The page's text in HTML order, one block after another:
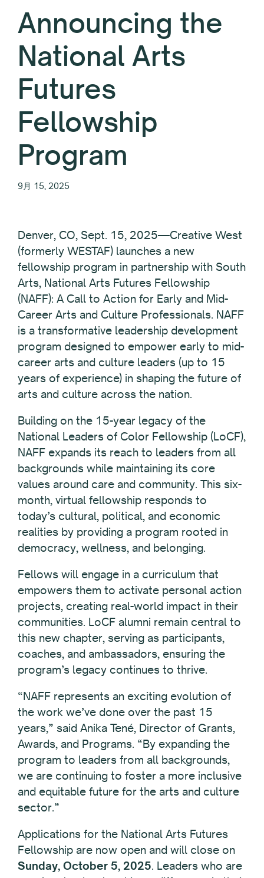
Announcing the
National Arts
Futures
Fellowship
Program
9月 15, 2025
Denver, CO, Sept. 15, 2025—Creative West
(formerly WESTAF) launches a new
fellowship program in partnership with South
Arts, National Arts Futures Fellowship
(NAFF): A Call to Action for Early and Mid-
Career Arts and Culture Professionals. NAFF
is a transformative leadership development
program designed to empower early to mid-
career arts and culture leaders (up to 15
years of experience) in shaping the future of
arts and culture across the nation.
Building on the 15-year legacy of the
National Leaders of Color Fellowship (LoCF),
NAFF expands its reach to leaders from all
backgrounds while maintaining its core
values around care and community. This six-
month, virtual fellowship responds to
today’s cultural, political, and economic
realities by providing a program rooted in
democracy, wellness, and belonging.
Fellows will engage in a curriculum that
empowers them to activate personal action
projects, creating real-world impact in their
communities. LoCF alumni remain central to
this new chapter, serving as participants,
coaches, and ambassadors, ensuring the
program’s legacy continues to thrive.
“NAFF represents an exciting evolution of
the work we’ve done over the past 15
years,” said Anika Tené, Director of Grants,
Awards, and Programs. “By expanding the
program to leaders from all backgrounds,
we are continuing to foster a more inclusive
and equitable future for the arts and culture
sector.”
Applications for the National Arts Futures
Fellowship are now open and will close on
Sunday, October 5, 2025. Leaders who are